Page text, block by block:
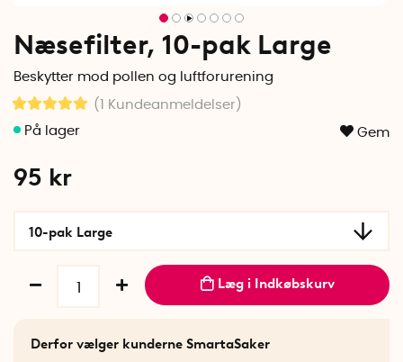
Næsefilter, 10-pak Large
Beskytter mod pollen og luftforurening
(1 Kundeanmeldelser )
Gem
95 kr
10-pak Large
Læg i Indkøbskurv
Derfor vælger kunderne SmartaSaker